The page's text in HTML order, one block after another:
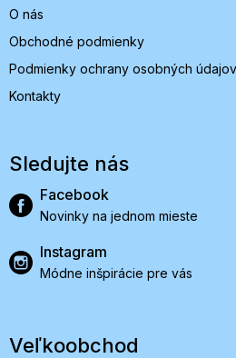
O nás
Obchodné podmienky
Podmienky ochrany osobných údajov
Kontakty
Sledujte nás
Facebook
Novinky na jednom mieste
Instagram
Módne inšpirácie pre vás
Veľkoobchod